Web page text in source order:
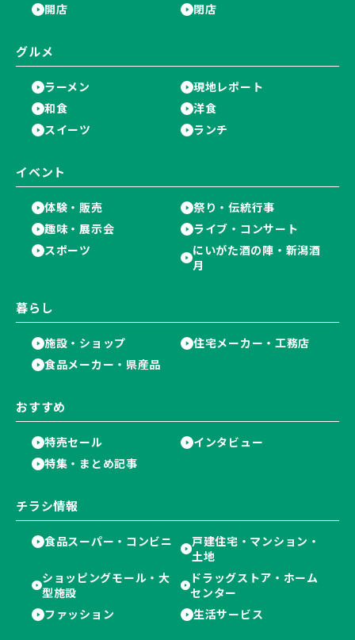
開店 閉店
グルメ
ラーメン
現地レポート
和食
洋食
スイーツ
ランチ
イベント
体験・販売
祭り・伝統行事
趣味・展示会
ライブ・コンサート
スポーツ
にいがた酒の陣・新潟酒
月
暮らし
施設・ショップ
住宅メーカー・工務店
食品メーカー・県産品
おすすめ
特売セール
インタビュー
特集・まとめ記事
チラシ情報
食品スーパー・コンビニ
戸建住宅・マンション・
土地
ショッピングモール・大
型施設
ドラッグストア・ホーム
センター
ファッション
生活サービス